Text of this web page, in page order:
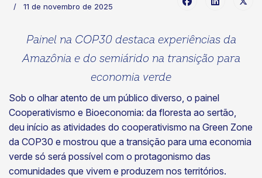
11 de novembro de 2025
Painel na COP30 destaca experiências da
Amazônia e do semiárido na transição para
economia verde
Sob o olhar atento de um público diverso, o painel
Cooperativismo e Bioeconomia: da floresta ao sertão,
deu início as atividades do cooperativismo na Green Zone
da COP30 e mostrou que a transição para uma economia
verde só será possível com o protagonismo das
comunidades que vivem e produzem nos territórios.